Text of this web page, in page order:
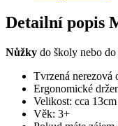
Detailní popis
Nůžky do školy nebo
Tvrzená nerezová
Ergonomické
Velikost: cca 13cm
Věk: 3+